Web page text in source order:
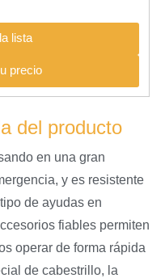
lista
precio
del producto
en una gran
y es resistente
de ayudas en
fiables permiten
operar de forma rápida
de cabestrillo, la